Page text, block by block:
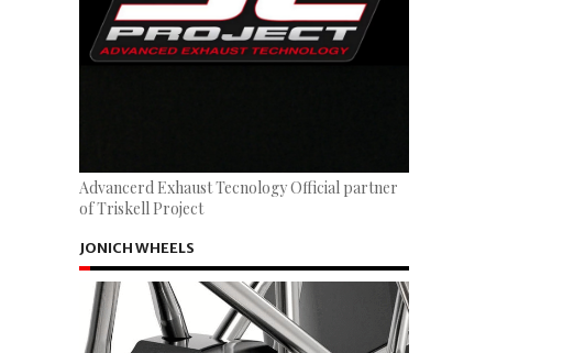
Advancerd Exhaust Tecnology Official partner
of Triskell Project
JONICH WHEELS